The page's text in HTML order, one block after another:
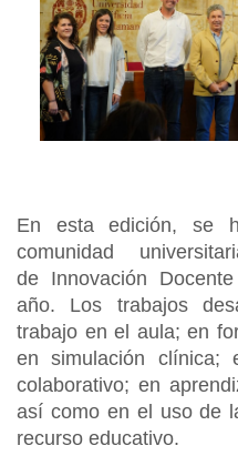
En esta edición, se
comunidad
de Innovación
año. Los trabajos
trabajo en el aula; en
en simulación clínica;
colaborativo; en
así como en el uso de
recurso educativo.